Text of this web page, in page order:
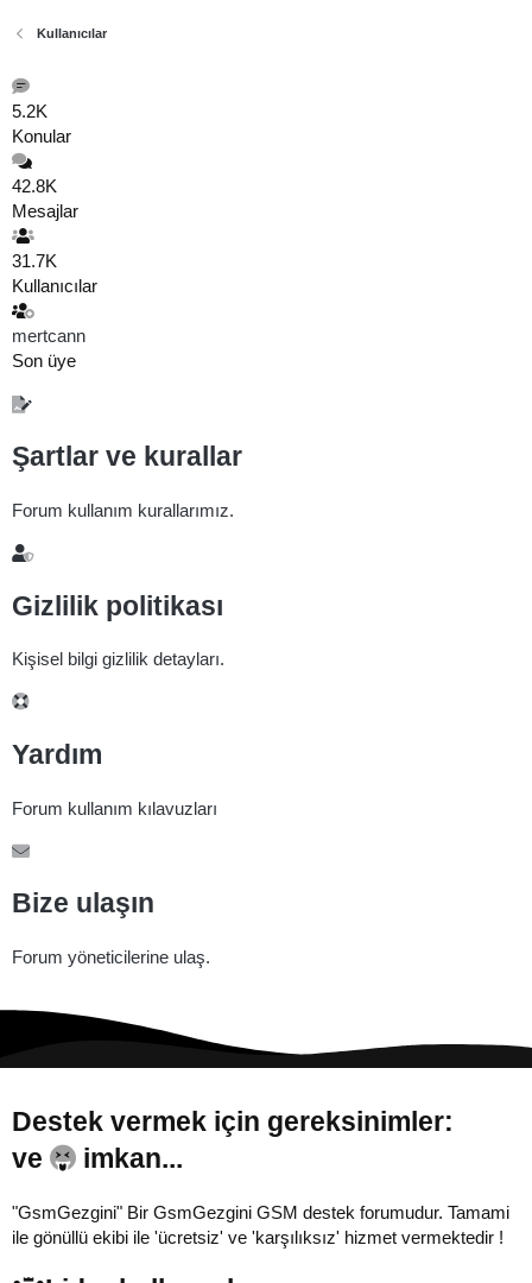
Kullanıcılar
5.2K
Konular
42.8K
Mesajlar
31.7K
Kullanıcılar
mertcann
Son üye
Şartlar ve kurallar
Forum kullanım kurallarımız.
Gizlilik politikası
Kişisel bilgi gizlilik detayları.
Yardım
Forum kullanım kılavuzları
Bize ulaşın
Forum yöneticilerine ulaş.
Destek vermek için gereksinimler:
ve
imkan...
"GsmGezgini" Bir GsmGezgini GSM destek forumudur. Tamami
ile gönüllü ekibi ile 'ücretsiz' ve 'karşılıksız' hizmet vermektedir !